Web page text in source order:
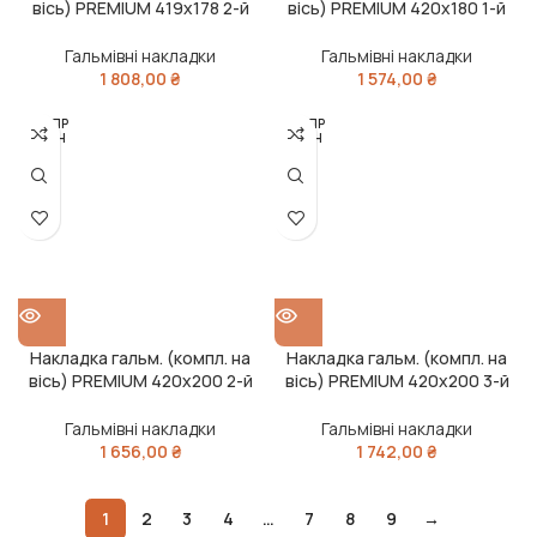
вісь) PREMIUM 419х178 2-й
(RIDER)
Гальмівні накладки
1 808,00 ₴
вісь) PREMIUM 420х180 1-й
(RIDER)
Гальмівні накладки
1 574,00 ₴
РОЗПР
ОДАН
Накладка гальм. (компл. на
вісь) PREMIUM 420х200 2-й
Гальмівні накладки
1 656,00 ₴
РОЗПР
ОДАН
Накладка гальм. (компл. на
вісь) PREMIUM 420х200 3-й
Гальмівні накладки
1 742,00 ₴
1 2 3 4 … 7 8 9 →